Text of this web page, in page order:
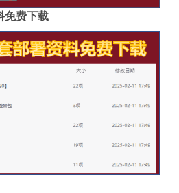
免费下载